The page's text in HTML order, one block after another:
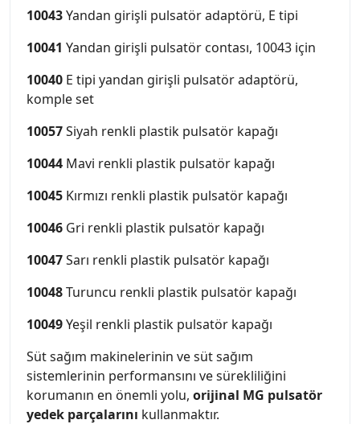
10043Yandan girişli pulsatör adaptörü, E tipi
10041 Yandan girişli pulsatör contası, 10043 için
10040 E tipi yandan girişli pulsatör adaptörü,
komple set
10057Siyah renkli plastik pulsatör kapağı
10044 Mavi renkli plastik pulsatör kapağı
10045 Kırmızı renkli plastik pulsatör kapağı
10046 Gri renkli plastik pulsatör kapağı
10047Sarı renkli plastik pulsatör kapağı
10048Turuncu renkli plastik pulsatör kapağı
10049Yeşil renkli plastik pulsatör kapağı
Süt sağım makinelerinin ve süt sağım
sistemlerinin performansını ve sürekliliğini
korumanın en önemli yolu, orijinal MG pulsatör
yedek parçalarını kullanmaktır.